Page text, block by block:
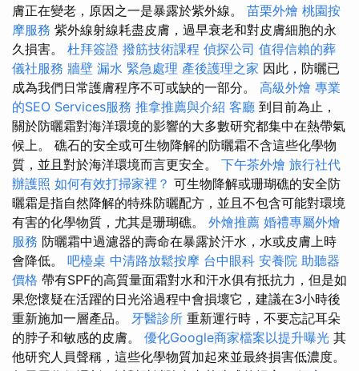
膚正在變老，原因之一是暴露於紫外線。 苗栗外燴 桃園按
摩服務 紫外線射線耗盡皮膚，過早衰老和對皮膚細胞的永
久損害。 杜拜簽證 撥筋技術課程 偵探公司 值得信賴的葬
儀社服務 牆壁 漏水 緊急處理 產後護理之家 因此，防曬已
成為我們日常護膚程序不可或缺的一部分。 高級外燴 專業
的SEO Services服務 推拿推薦與介紹 客廳 到目前為止，
關於防曬霜對海洋環境的影響的大多數研究都集中在熱帶氣
候上。 礁石的安全或可生物降解的防曬霜不含這些化學物
質，並且對於海洋環境而言更安全。 下午茶外燴 旅行社代
辦護照 如何有效打掃家裡？ 可生物降解或珊瑚礁的安全防
曬霜是指自然降解的特殊防曬配方，並且不包含可能對環境
有害的化學物質，尤其是珊瑚礁。 外燴推薦 婚禮專屬外燴
服務 防曬霜中過濾器的壽命在暴露於汗水，水或皮膚上時
會降低。 吧檯桌 中清路放鬆按摩 台中眼科 安養院 助聽器
價格 帶有SPF的高質量面霜對水和汗水俱有抵抗力，但是如
果您懷疑在活躍的日光浴過程中會損壞它，建議在3小時後
重新施加一層產品。 牙醫診所 重新運行時，不要忘記耳朵
的脖子和敏感的皮膚。 優化Google商家檔案以提升曝光 其
他研究人員聲稱，這些化學物質加起來並最終損害低濃度。